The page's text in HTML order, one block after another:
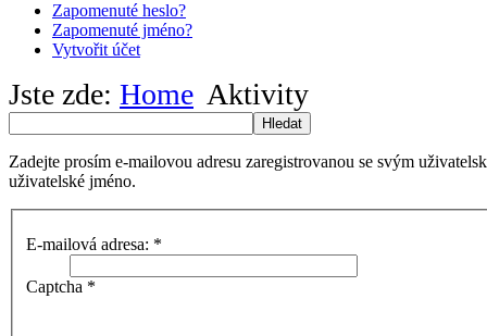
Zapomenuté heslo?
Zapomenuté jméno?
Vytvořit účet
Jste zde: Home Aktivity
Hledat
Zadejte prosím e-mailovou adresu zaregistrovanou se svým
uživatelské jméno.
E-mailová adresa: *
Captcha *